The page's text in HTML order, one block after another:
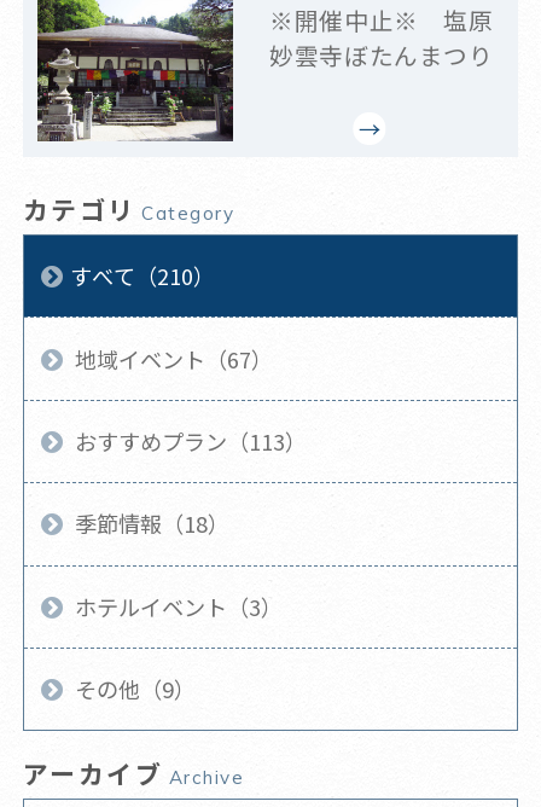
※開催中止※ 塩原
妙雲寺ぼたんまつり
カテゴリ Category
すべて（210）
地域イベント（67）
おすすめプラン（113）
季節情報（18）
ホテルイベント（3）
その他（9）
アーカイブ Archive